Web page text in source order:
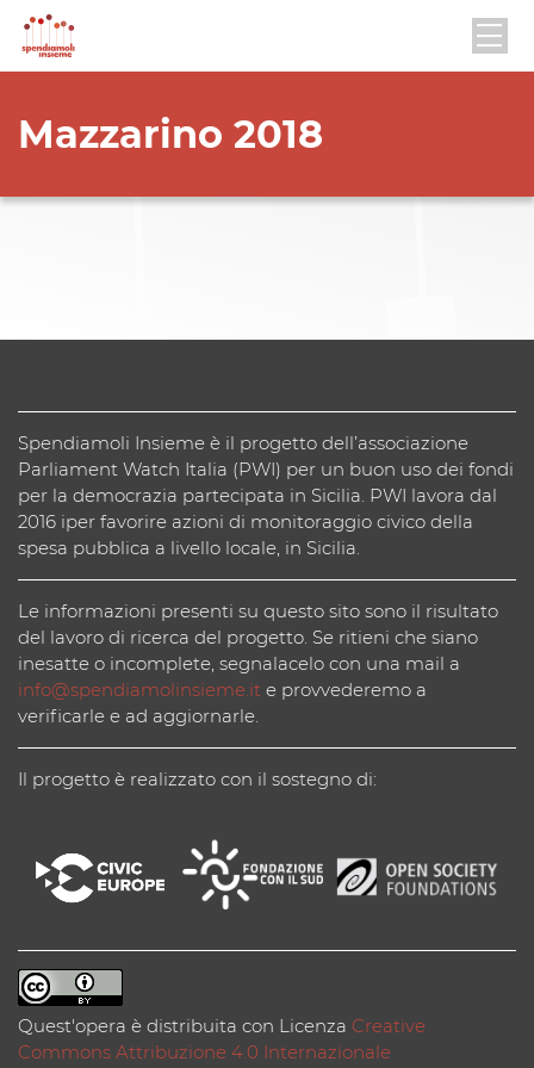
Mazzarino 2018
Spendiamoli Insieme è il progetto dell’associazione
Parliament Watch Italia (PWI) per un buon uso dei fondi
per la democrazia partecipata in Sicilia. PWI lavora dal
2016 iper favorire azioni di monitoraggio civico della
spesa pubblica a livello locale, in Sicilia.
Le informazioni presenti su questo sito sono il risultato
del lavoro di ricerca del progetto. Se ritieni che siano
inesatte o incomplete, segnalacelo con una mail a
info@spendiamolinsieme.it e provvederemo a
verificarle e ad aggiornarle.
Il progetto è realizzato con il sostegno di:
Quest'opera è distribuita con Licenza Creative
Commons Attribuzione 4.0 Internazionale